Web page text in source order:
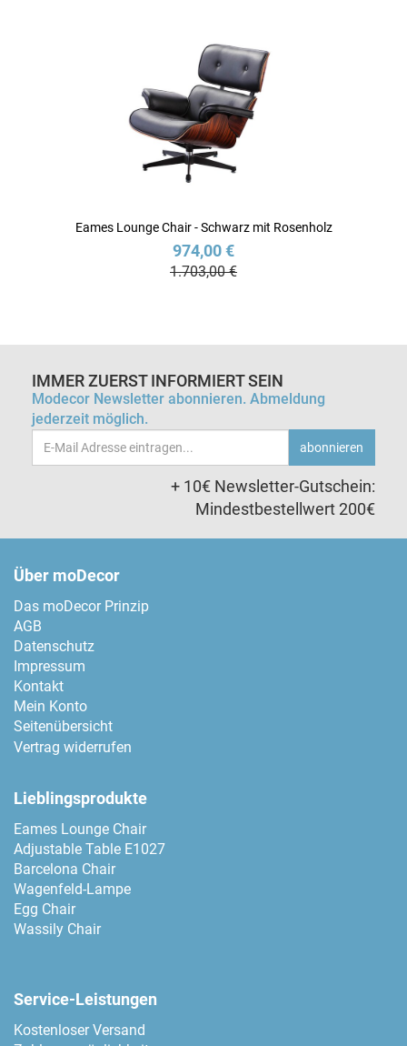
Eames Lounge Chair - Schwarz mit Rosenholz
974,00 €
1.703,00 €
IMMER ZUERST INFORMIERT SEIN
Modecor Newsletter abonnieren. Abmeldung
jederzeit möglich.
Email-
Adresse
abonnieren
+ 10€ Newsletter-Gutschein:
Mindestbestellwert 200€
Über moDecor
Das moDecor Prinzip
AGB
Datenschutz
Impressum
Kontakt
Mein Konto
Seitenübersicht
Vertrag widerrufen
Lieblingsprodukte
Eames Lounge Chair
Adjustable Table E1027
Barcelona Chair
Wagenfeld-Lampe
Egg Chair
Wassily Chair
Service-Leistungen
Kostenloser Versand